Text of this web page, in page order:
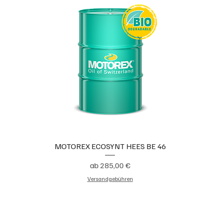
MOTOREX ECOSYNT HEES BE 46
ab 285,00 €
Sale-Preis
Versandgebühren